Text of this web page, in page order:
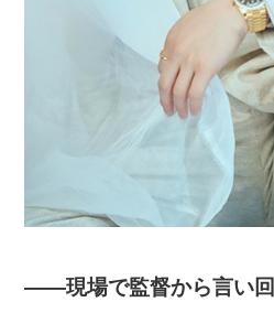
――現場で監督から言い